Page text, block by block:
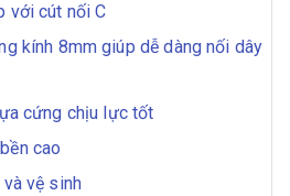
với cút nối C
kính 8mm giúp dễ dàng nối dây
cứng chịu lực tốt
cao
và vệ sinh